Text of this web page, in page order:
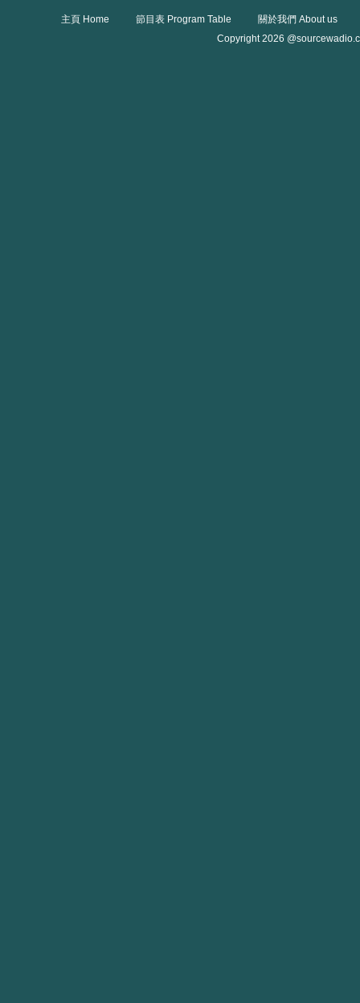
主頁 Home 節目表 Program Table
關於我們 About us
Copyright 2026